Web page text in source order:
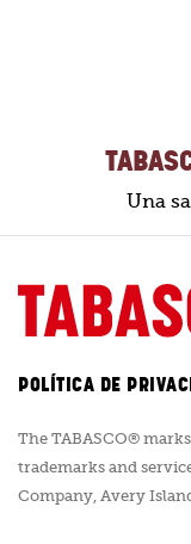
Una
POLÍTICA DE
The TABASCO®
trademarks and
Company, Avery